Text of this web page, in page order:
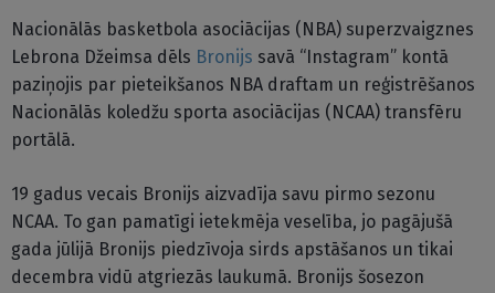
Nacionālās basketbola asociācijas (NBA) superzvaigznes
Lebrona Džeimsa dēls Bronijs savā “Instagram” kontā
paziņojis par pieteikšanos NBA draftam un reģistrēšanos
Nacionālās koledžu sporta asociācijas (NCAA) transfēru
portālā.
19 gadus vecais Bronijs aizvadīja savu pirmo sezonu
NCAA. To gan pamatīgi ietekmēja veselība, jo pagājušā
gada jūlijā Bronijs piedzīvoja sirds apstāšanos un tikai
decembra vidū atgriezās laukumā. Bronijs šosezon